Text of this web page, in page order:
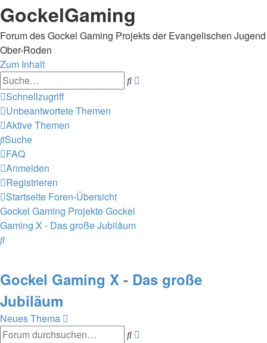
GockelGaming
Forum des Gockel Gaming Projekts der Evangelischen Jugend
Ober-Roden
Zum Inhalt
Suche
Schnellzugriff
Unbeantwortete Themen
Aktive Themen
Suche
FAQ
Anmelden
Registrieren
Startseite Foren-Übersicht
Gockel Gaming ProjekteGockel
Gaming X - Das große Jubiläum
Suche
Gockel Gaming X - Das große
Jubiläum
Neues Thema
Suche